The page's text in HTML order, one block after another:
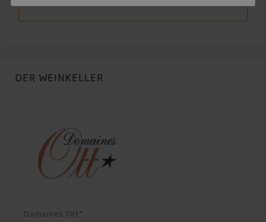
DER WEINKELLER
Domaines Ott*